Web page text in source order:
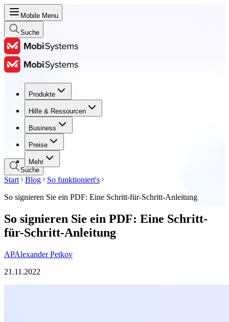
Mobile Menu
Suche
Produkte
Hilfe & Ressourcen
Business
Preise
Mehr
Produkte
Hilfe & Ressourcen
Business
Preise
Suche
Start Blog
So funktioniert's
So signieren Sie ein PDF: Eine Schritt-für-Schritt-Anleitung
So signieren Sie ein PDF: Eine Schritt-
für-Schritt-Anleitung
APAlexander Petkov
21.11.2022